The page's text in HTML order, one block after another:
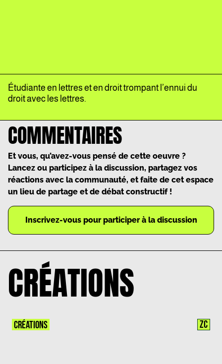
Étudiante en lettres et en droit trompant l’ennui du
droit avec les lettres.
COMMENTAIRES
Et vous, qu’avez-vous pensé de cette oeuvre ?
Lancez ou participez à la discussion, partagez vos
réactions avec la communauté, et faite de cet espace
un lieu de partage et de débat constructif !
Inscrivez-vous pour participer à la discussion
CRÉATIONS
CRÉATIONS ZC